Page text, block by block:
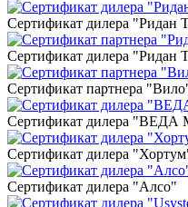
Сертификат дилера "Ридан
Сертификат дилера "Ридан
Сертификат партнера
Сертификат дилера "ВЕДА
Сертификат дилера
Сертификат дилера "Алсо"